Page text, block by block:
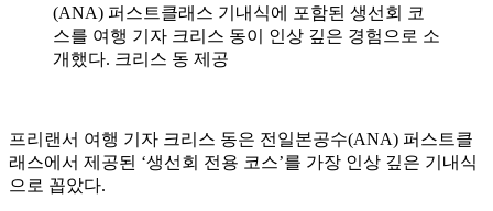
(ANA) 퍼스트클래스 기내식에 포함된 생선회 코
스를 여행 기자 크리스 동이 인상 깊은 경험으로 소
개했다. 크리스 동 제공
프리랜서 여행 기자 크리스 동은 전일본공수(ANA) 퍼스트클
래스에서 제공된 ‘생선회 전용 코스’를 가장 인상 깊은 기내식
으로 꼽았다.